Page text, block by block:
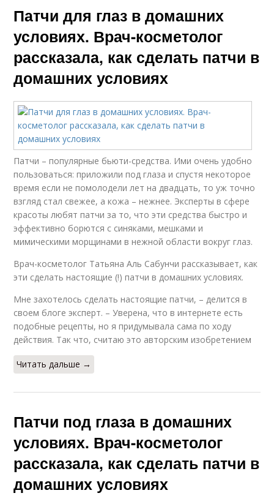
Патчи для глаз в домашних
условиях. Врач-косметолог
рассказала, как сделать патчи в
домашних условиях
Патчи – популярные бьюти-средства. Ими очень удобно
пользоваться: приложили под глаза и спустя некоторое
время если не помолодели лет на двадцать, то уж точно
взгляд стал свежее, а кожа – нежнее. Эксперты в сфере
красоты любят патчи за то, что эти средства быстро и
эффективно борются с синяками, мешками и
мимическими морщинами в нежной области вокруг глаз.
Врач-косметолог Татьяна Аль Сабунчи рассказывает, как
эти сделать настоящие (!) патчи в домашних условиях.
Мне захотелось сделать настоящие патчи, – делится в
своем блоге эксперт. – Уверена, что в интернете есть
подобные рецепты, но я придумывала сама по ходу
действия. Так что, считаю это авторским изобретением ⠀
Читать дальше →
Патчи под глаза в домашних
условиях. Врач-косметолог
рассказала, как сделать патчи в
домашних условиях